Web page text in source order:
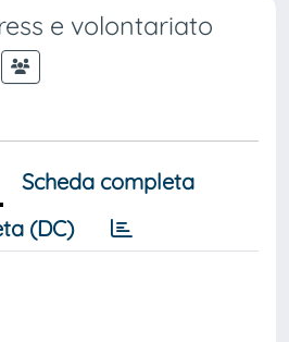
e volontariato
Scheda completa
(DC)